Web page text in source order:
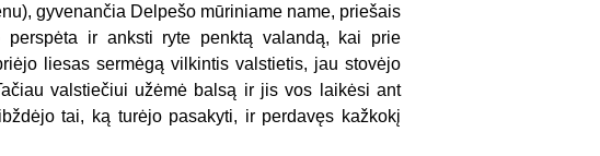
gyvenančia Delpešo mūriniame name, priešais
perspėta ir anksti ryte penktą valandą, kai prie
liesas sermėgą vilkintis valstietis, jau stovėjo
valstiečiui užėmė balsą ir jis vos laikėsi ant
tai, ką turėjo pasakyti, ir perdavęs kažkokį